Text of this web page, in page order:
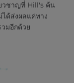
วชาญที่ Hill's ค้น
ด้ส่งผลแค่ทาง
มอีกด้วย